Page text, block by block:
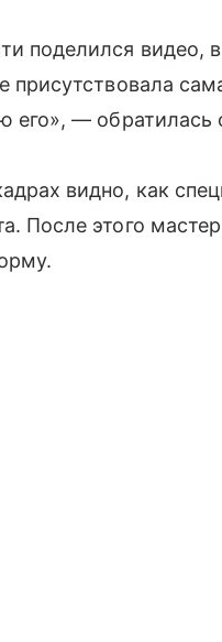
поделился видео,
присутствовала
его», — обратилась
видно, как
После этого